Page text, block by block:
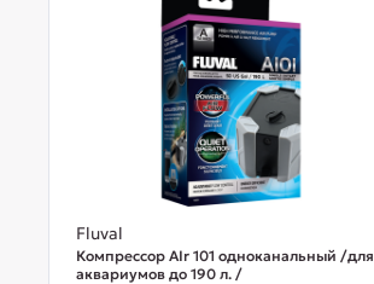
Fluval
Компрессор AIr 101 одноканальный /для
аквариумов до 190 л. /